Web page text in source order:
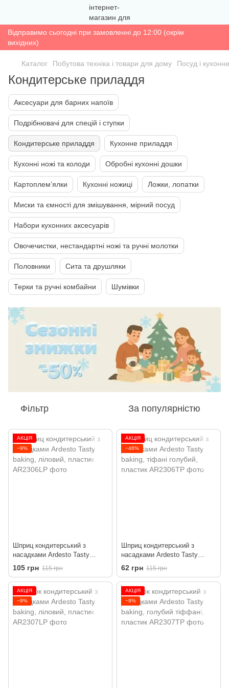
Відправимо сьогодні при замовленні до 12:00 (окрім
вихідних)
Каталог Побутова техніка і товари для дому Посуд і
Кондитерське приладдя
Аксесуари для барних напоїв
Подрібнювачі для спецій і ступки
Кондитерське приладдя Кухонне приладдя
Кухонні ножі та колоди Обробні кухонні дошки
Картоплем’ялки Кухонні ножиці Ложки, лопатки
Миски та ємності для змішування, мірний посуд
Набори кухонних аксесуарів
Овочечистки, нестандартні ножі та ручні молотки
Половники Сита та друшляки
Терки та ручні комбайни Шумівки
Фільтр За популярністю
АКЦІЯ
−9%
Шприц кондитерський з
насадками Ardesto Tasty
baking, ліловий, пластик
105 грн 115 грн
АКЦІЯ
−46%
Шприц кондитерський з
насадками Ardesto Tasty
baking, тіфані голубий,
пластик
62 грн 115 грн
АКЦІЯ
−9%
АКЦІЯ
−9%